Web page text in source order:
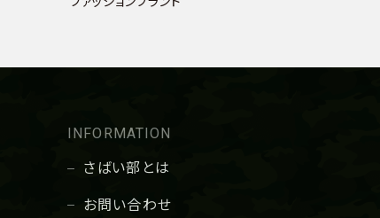
INFORMATION
さばい部とは
お問い合わせ